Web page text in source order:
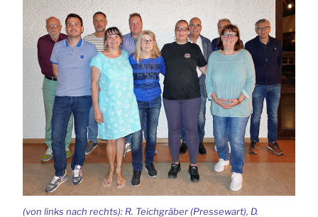
(von links nach rechts): R. Teichgräber (Pressewart), D.